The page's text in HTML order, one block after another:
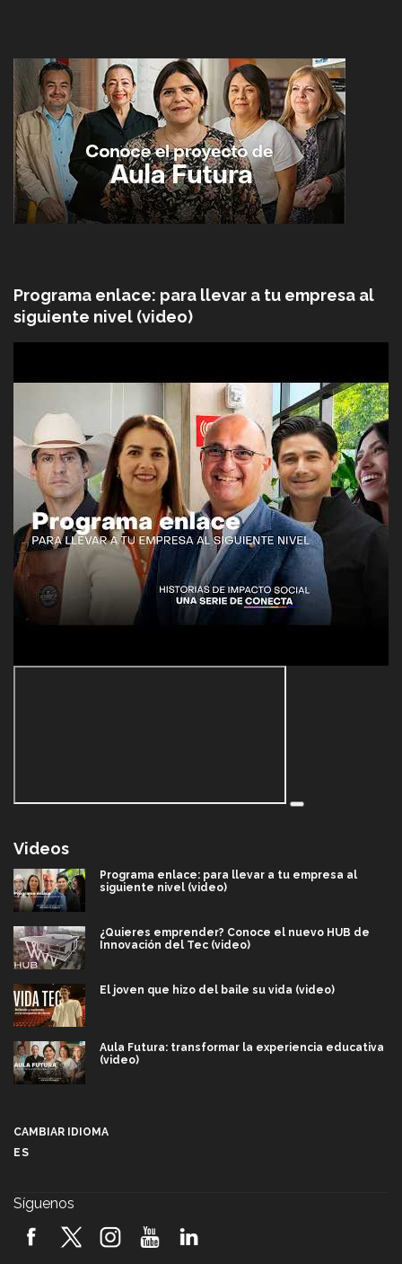
Programa enlace: para llevar a tu empresa al
siguiente nivel (video)
Videos
Programa enlace: para llevar a tu empresa al
siguiente nivel (video)
¿Quieres emprender? Conoce el nuevo HUB de
Innovación del Tec (video)
El joven que hizo del baile su vida (video)
Aula Futura: transformar la experiencia educativa
(video)
2026! (video)
CAMBIAR IDIOMA
ES
Síguenos